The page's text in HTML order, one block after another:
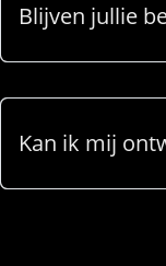
Blijven jullie
Kan ik mij